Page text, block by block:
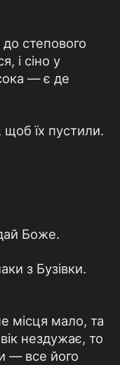
степового
і сіно у
— є де
щоб їх пустили.
Боже.
з Бузівки.
місця мало, та
нездужає, то
— все його